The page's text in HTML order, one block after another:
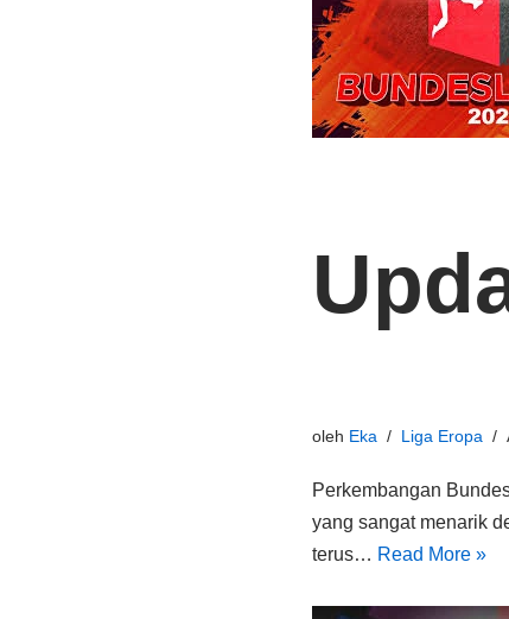
oleh Eka Liga Eropa
Perkembangan
yang sangat menarik
terus… Read More »